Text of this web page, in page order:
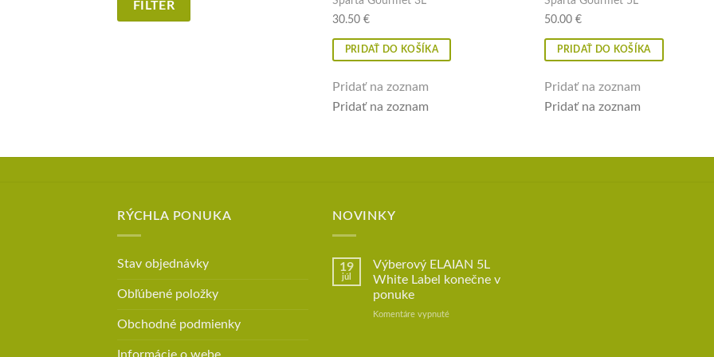
FILTER
30.50 €
PRIDAŤ DO KOŠÍKA
Pridať na zoznam
Pridať na zoznam
50.00€
PRIDAŤ DO KOŠÍKA
Pridať na zoznam
Pridať na zoznam
RÝCHLA PONUKA
Stav objednávky
Obľúbené položky
Obchodné podmienky
NOVINKY
19
júl
Výberový ELAIAN 5L
White Label konečne v
ponuke
Komentáre vypnuté